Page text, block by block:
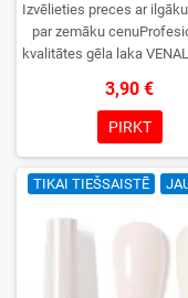
Izvēlieties preces ar
par zemāku
kvalitātes gēla laka
krāsu izvēle, lieliska
UV/LED lampās un
noturība. Katrs flakons
kastītē – pirmo reizi to
tikai jūs.
3,90 €
PIRKT
TIKAI TIEŠSAISTĒ